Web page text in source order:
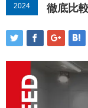
2024
徹底比